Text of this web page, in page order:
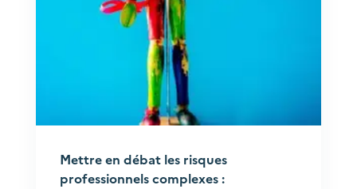
Mettre en débat les risques
professionnels complexes :